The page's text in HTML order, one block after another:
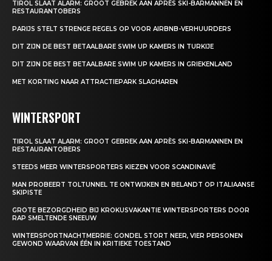
TIROL SLAAT ALARM: GROOT GEBREK AAN APRÈS SKI-BARMANNEN EN
RESTAURANTOBERS
PARIJS STELT STRENGE REGELS OP VOOR AIRBNB-VERHUURDERS
DIT ZIJN DE BEST BETAALBARE SWIM UP KAMERS IN TURKIJE
DIT ZIJN DE BEST BETAALBARE SWIM UP KAMERS IN GRIEKENLAND
MET KORTING NAAR ATTRACTIEPARK SLAGHAREN
WINTERSPORT
TIROL SLAAT ALARM: GROOT GEBREK AAN APRÈS SKI-BARMANNEN EN
RESTAURANTOBERS
STEEDS MEER WINTERSPORTERS KIEZEN VOOR SCANDINAVIË
MAN PROBEERT TOLTUNNEL TE ONTWIJKEN EN BELANDT OP ITALIAANSE
SKIPISTE
GROTE BEZORGDHEID BIJ KROKUSVAKANTIE WINTERSPORTERS DOOR
RAP SMELTENDE SNEEUW
WINTERSPORTNACHTMERRIE: GONDEL STORT NEER, VIER PERSONEN
GEWOND WAARVAN ÉÉN IN KRITIEKE TOESTAND